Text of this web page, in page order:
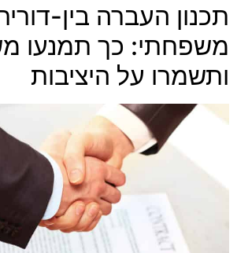
תכנון העברה בין-
משפחתי: כך תמנעו
ותשמרו על היציבות